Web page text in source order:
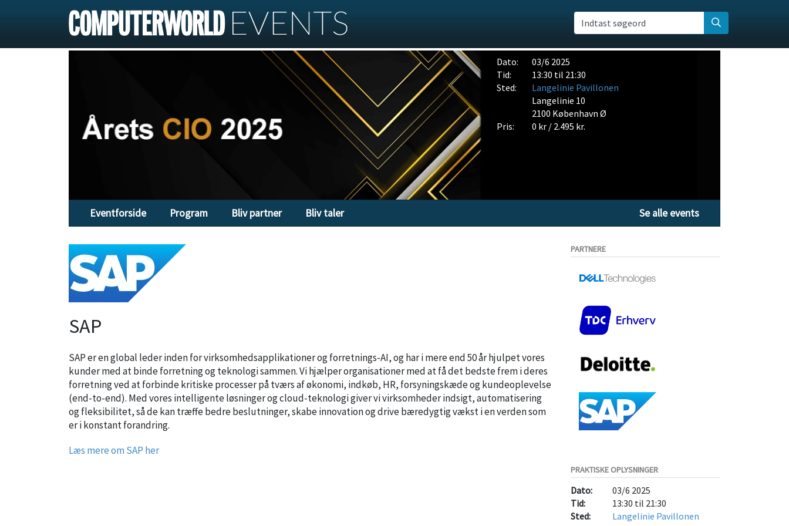
Indtast søgeord
Dato:
03/6 2025
Tid:
13:30 til 21:30
Sted:
Langelinie Pavillonen
Langelinie 10
2100 København Ø
Pris:
0 kr / 2.495 kr.
Eventforside Program Bliv partner Bliv taler Se alle events
SAP
SAP er en global leder inden for virksomhedsapplikationer og forretnings-AI, og har i mere end 50 år hjulpet vores
kunder med at binde forretning og teknologi sammen. Vi hjælper organisationer med at få det bedste frem i deres
forretning ved at forbinde kritiske processer på tværs af økonomi, indkøb, HR, forsyningskæde og kundeoplevelse
(end-to-end). Med vores intelligente løsninger og cloud-teknologi giver vi virksomheder indsigt, automatisering
og fleksibilitet, så de kan træffe bedre beslutninger, skabe innovation og drive bæredygtig vækst i en verden som
er i konstant forandring.
Læs mere om SAP her
PARTNERE
PRAKTISKE OPLYSNINGER
Dato:
03/6 2025
Tid:
13:30 til 21:30
Sted:
Langelinie Pavillonen